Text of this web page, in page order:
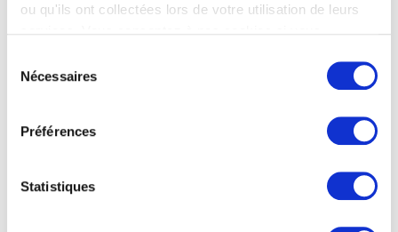
ou qu'ils ont collectées lors de votre utilisation de leurs
Nécessaires
Préférences
Statistiques